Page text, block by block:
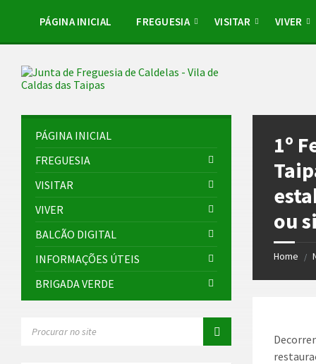
sidebar
sidebar
PÁGINA INICIAL FREGUESIA VISITAR VIVER
1º
ou
Home /
PÁGINA INICIAL
FREGUESIA
VISITAR
VIVER
BALCÃO DIGITAL
INFORMAÇÕES ÚTEIS
BRIGADA VERDE